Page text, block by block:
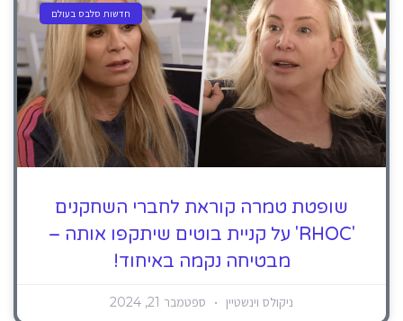
חדשות סלבס בעולם
שופטת טמרה קוראת לחברי השחקנים
'RHOC' על קניית בוטים שיתקפו אותה –
מבטיחה נקמה באיחוד!
ניקולס וינשטיין ספטמבר 21, 2024